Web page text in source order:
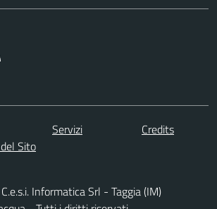
Servizi
Credits
Sito
Informatica Srl - Taggia (IM)